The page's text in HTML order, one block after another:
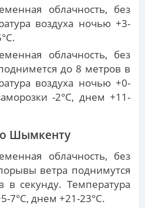
облачность, без
воздуха ночью +3-
облачность, без
до 8 метров в
воздуха ночью +0-
-2°С, днем +11-
Шымкенту
облачность, без
ветра поднимутся
в секунду. Температура
7°С, днем +21-23°С.